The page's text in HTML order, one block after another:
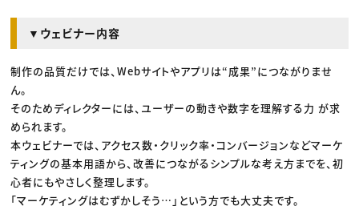
▼ウェビナー内容
制作の品質だけでは、Webサイトやアプリは“成果”につながりませ
ん。
そのためディレクターには、ユーザーの動きや数字を理解する力 が求
められます。
本ウェビナーでは、アクセス数・クリック率・コンバージョンなどマーケ
ティングの基本用語から、改善につながるシンプルな考え方までを、初
心者にもやさしく整理します。
「マーケティングはむずかしそう…」という方でも大丈夫です。